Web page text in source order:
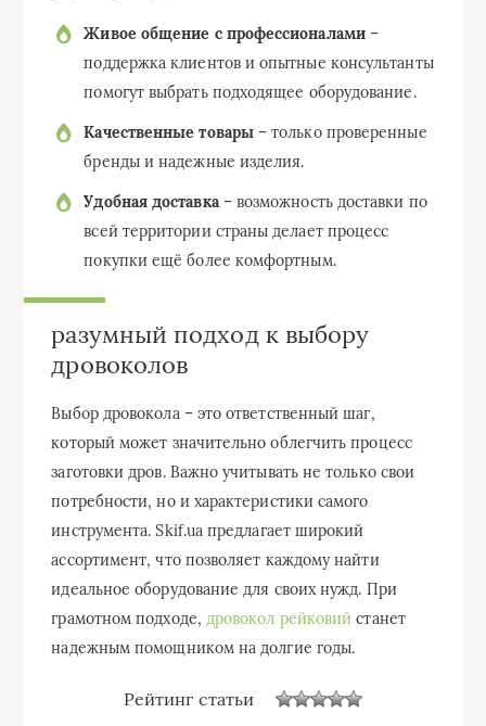
Живое общение с профессионалами–
поддержка клиентов и опытные консультанты
помогут выбрать подходящее оборудование.
Качественные товары– только проверенные
бренды и надежные изделия.
Удобная доставка– возможность доставки по
всей территории страны делает процесс
покупки ещё более комфортным.
разумный подход к выбору
дровоколов
Выбор дровокола – это ответственный шаг,
который может значительно облегчить процесс
заготовки дров. Важно учитывать не только свои
потребности, но и характеристики самого
инструмента. Skif.ua предлагает широкий
ассортимент, что позволяет каждому найти
идеальное оборудование для своих нужд. При
грамотном подходе, дровокол рейковий станет
надежным помощником на долгие годы.
Рейтинг статьи